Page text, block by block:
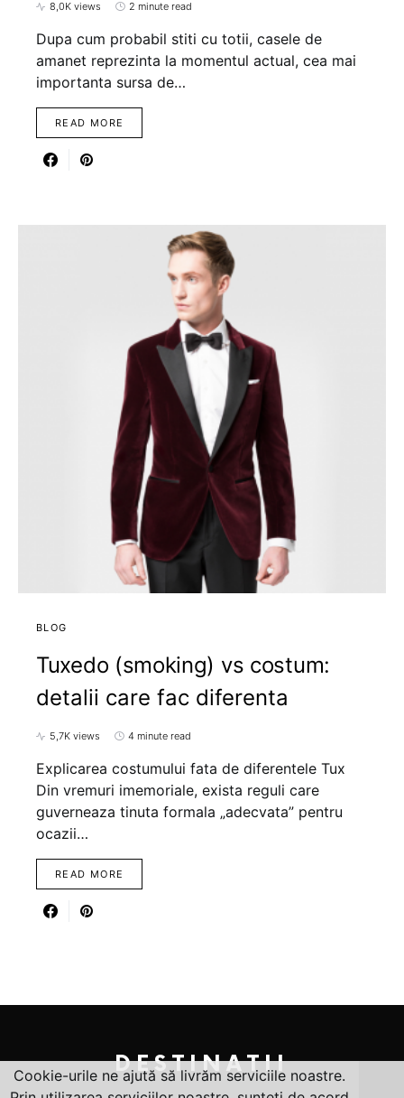
8,0K views 2 minute read
Dupa cum probabil stiti cu totii, casele de
amanet reprezinta la momentul actual, cea mai
importanta sursa de…
READ MORE
BLOG
Tuxedo (smoking) vs costum:
detalii care fac diferenta
5,7K views 4 minute read
Explicarea costumului fata de diferentele Tux
Din vremuri imemoriale, exista reguli care
guverneaza tinuta formala „adecvata” pentru
ocazii…
READ MORE
DESTINATII
Cookie-urile ne ajută să livrăm serviciile noastre.